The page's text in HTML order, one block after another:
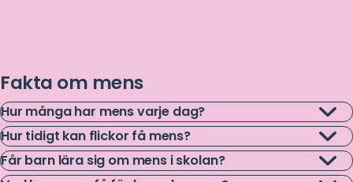
Fakta om mens
Hur många har mens varje dag?
Läs
mer
Varje dag har omkring 800 miljoner tonårstjejer och kvinnor
mens,enligt FN:s befolkningsfond.
Hur tidigt kan flickor få mens?
Läs
mer
Enligt UMOfår flickor ofta mens någon gång mellan att de är 9
Får barn lära sig om mens i skolan?
Läs